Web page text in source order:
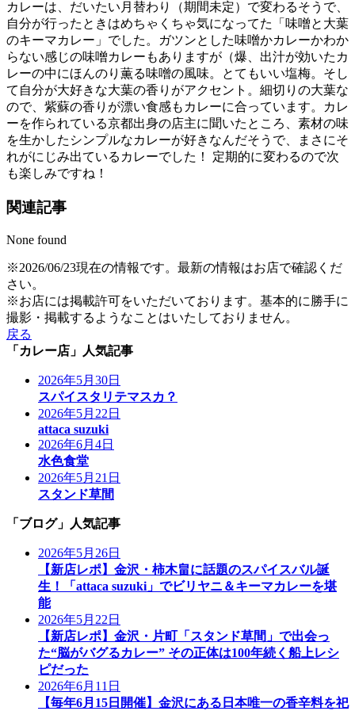
カレーは、だいたい月替わり（期間未定）で変わるそうで、
自分が行ったときはめちゃくちゃ気になってた「味噌と大葉
のキーマカレー」でした。ガツンとした味噌かカレーかわか
らない感じの味噌カレーもありますが（爆、出汁が効いたカ
レーの中にほんのり薫る味噌の風味。とてもいい塩梅。そし
て自分が大好きな大葉の香りがアクセント。細切りの大葉な
ので、紫蘇の香りが漂い食感もカレーに合っています。カレ
ーを作られている京都出身の店主に聞いたところ、素材の味
を生かしたシンプルなカレーが好きなんだそうで、まさにそ
れがにじみ出ているカレーでした！ 定期的に変わるので次
も楽しみですね！
関連記事
None found
※2026/06/23現在の情報です。最新の情報はお店で確認くだ
さい。
※お店には掲載許可をいただいております。基本的に勝手に
撮影・掲載するようなことはいたしておりません。
戻る
「カレー店」人気記事
2026年5月30日
スパイスタリテマスカ？
2026年5月22日
attaca suzuki
2026年6月4日
水色食堂
2026年5月21日
スタンド草間
「ブログ」人気記事
2026年5月26日
【新店レポ】金沢・柿木畠に話題のスパイスバル誕
生！「attaca suzuki」でビリヤニ＆キーマカレーを堪
能
2026年5月22日
【新店レポ】金沢・片町「スタンド草間」で出会っ
た“脳がバグるカレー” その正体は100年続く船上レシ
ピだった
2026年6月11日
【毎年6月15日開催】金沢にある日本唯一の香辛料を祀